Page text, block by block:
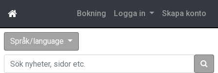
Bokning Logga in Skapa konto
Språk/language
Sök